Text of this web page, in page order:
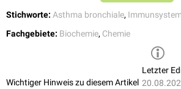
Stichworte: Asthma bronchiale,
Fachgebiete: Biochemie, Chemie
Wichtiger Hinweis zu diesem Artikel
Letzter